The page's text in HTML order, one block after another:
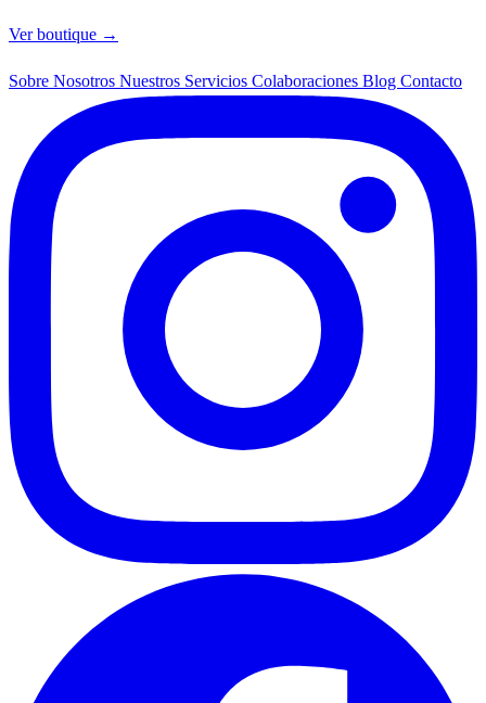
Ver boutique →
Sobre Nosotros Nuestros Servicios Colaboraciones Blog Contacto